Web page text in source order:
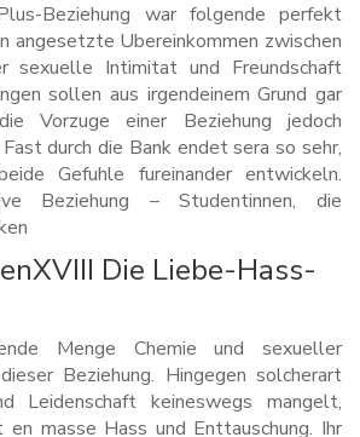
Beziehung war folgende perfekt
angesetzte Ubereinkommen zwischen
sexuelle Intimitat und Freundschaft
sollen aus irgendeinem Grund gar
Vorzuge einer Beziehung jedoch
durch die Bank endet sera so sehr,
Gefuhle fureinander entwickeln.
Beziehung – Studentinnen, die
Die Liebe-Hass-
Menge Chemie und sexueller
Beziehung. Hingegen solcherart
Leidenschaft keineswegs mangelt,
masse Hass und Enttauschung. Ihr